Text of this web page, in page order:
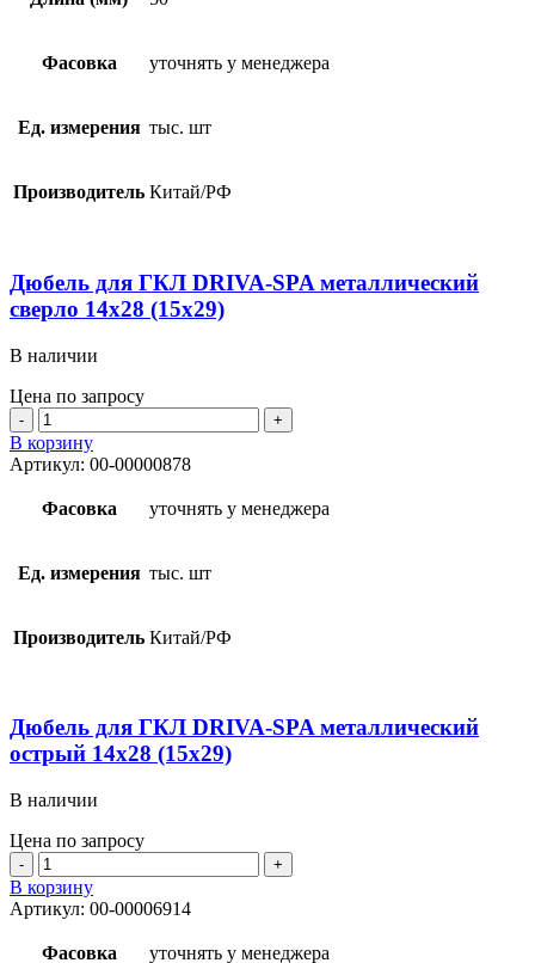
Фасовка уточнять у менеджера
Ед. измерения тыс. шт
Производитель Китай/РФ
Дюбель для ГКЛ DRIVA-SPA металлический
сверло 14х28 (15х29)
В наличии
Цена по запросу
Количество
товара
Дюбель
для
ГКЛ
металлический
сверло
(15х29)
В корзину
Артикул: 00-00000878
Фасовка уточнять у менеджера
Ед. измерения тыс. шт
Производитель Китай/РФ
Дюбель для ГКЛ DRIVA-SPA металлический
острый 14х28 (15х29)
В наличии
Цена по запросу
Количество
товара
Дюбель
для
ГКЛ
В корзину
Артикул: 00-00006914
Фасовка уточнять у менеджера